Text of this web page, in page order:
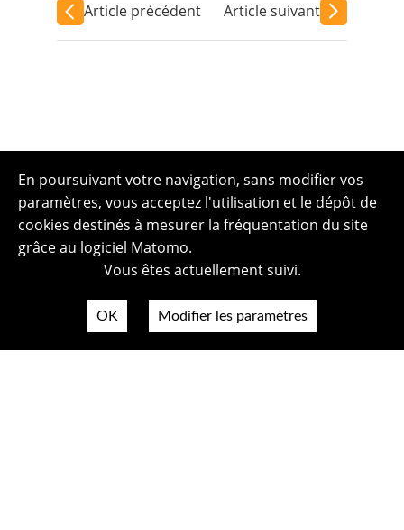
Article précédent Article suivant
En poursuivant votre navigation, sans modifier vos
paramètres, vous acceptez l'utilisation et le dépôt de
cookies destinés à mesurer la fréquentation du site
grâce au logiciel Matomo.
Vous êtes actuellement suivi.
OK Modifier les paramètres